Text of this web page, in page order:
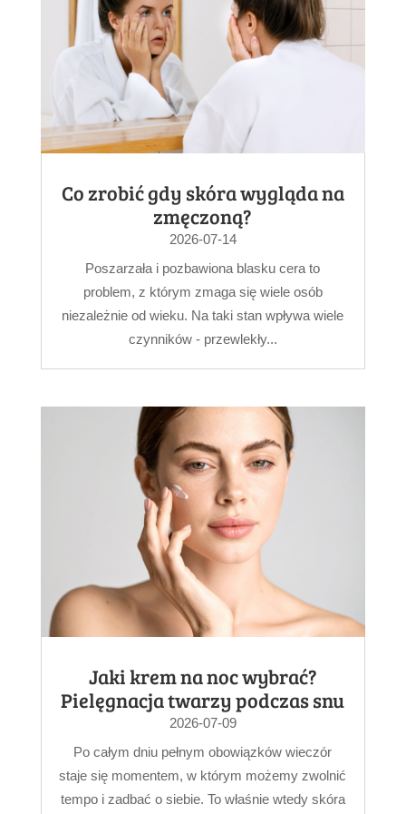
Co zrobić gdy skóra wygląda na
zmęczoną?
2026-07-14
Poszarzała i pozbawiona blasku cera to
problem, z którym zmaga się wiele osób
niezależnie od wieku. Na taki stan wpływa wiele
czynników - przewlekły...
Jaki krem na noc wybrać?
Pielęgnacja twarzy podczas snu
2026-07-09
Po całym dniu pełnym obowiązków wieczór
staje się momentem, w którym możemy zwolnić
tempo i zadbać o siebie. To właśnie wtedy skóra